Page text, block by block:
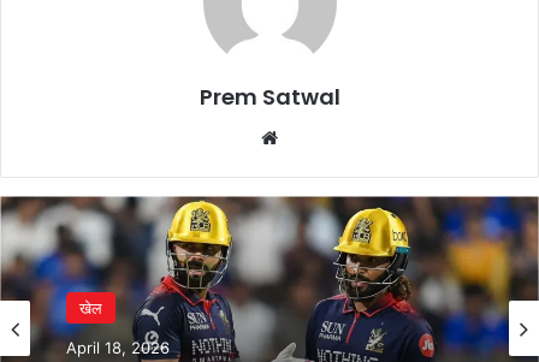
Prem Satwal
खेल
April 18, 2026